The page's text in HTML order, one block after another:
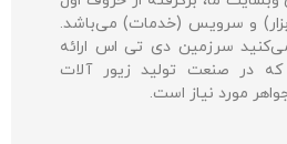
و سرویس (خدمات) می‌باشد.
سرزمین دی تی اس ارائه
در صنعت تولید زیور آلات
مورد نیاز است.